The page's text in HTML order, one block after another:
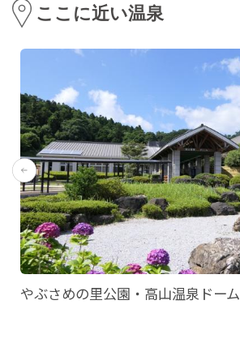
ここに近い温泉
やぶさめの里公園・高山温泉ドーム